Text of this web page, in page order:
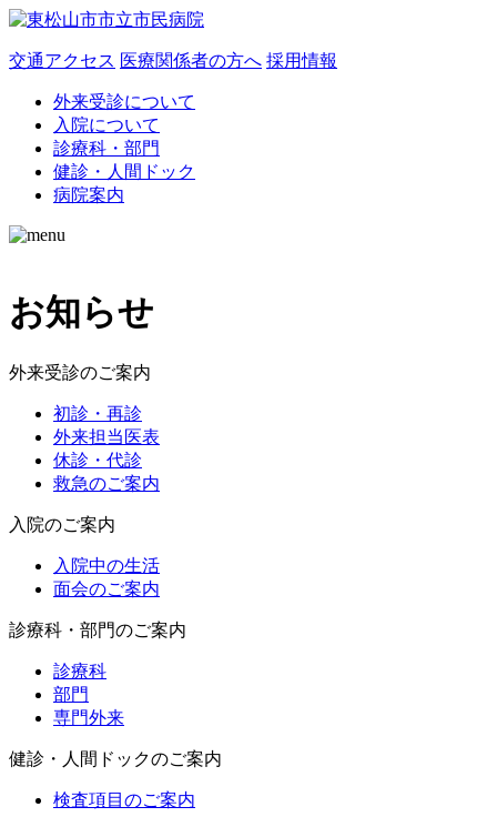
交通アクセス 医療関係者の方へ 採用情報
外来受診について
入院について
診療科・部門
健診・人間ドック
病院案内
お知らせ
外来受診のご案内
初診・再診
外来担当医表
休診・代診
救急のご案内
入院のご案内
入院中の生活
面会のご案内
診療科・部門のご案内
診療科
部門
専門外来
健診・人間ドックのご案内
検査項目のご案内